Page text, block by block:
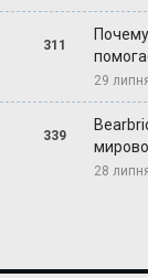
311
29
339
28